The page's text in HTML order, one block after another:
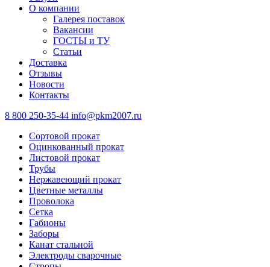
О компании
Галерея поставок
Вакансии
ГОСТЫ и ТУ
Статьи
Доставка
Отзывы
Новости
Контакты
8 800 250-35-44 info@pkm2007.ru
Сортовой прокат
Оцинкованный прокат
Листовой прокат
Трубы
Нержавеющий прокат
Цветные металлы
Проволока
Сетка
Габионы
Заборы
Канат стальной
Электроды сварочные